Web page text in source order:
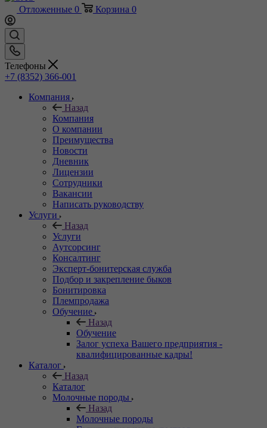
Отложенные 0 Корзина 0
Телефоны
+7 (8352) 366-001
Компания
Назад
Компания
О компании
Преимущества
Новости
Дневник
Лицензии
Сотрудники
Вакансии
Написать руководству
Услуги
Назад
Услуги
Аутсорсинг
Консалтинг
Эксперт-бонитерская служба
Подбор и закрепление быков
Бонитировка
Племпродажа
Обучение
Назад
Обучение
Залог успеха Вашего предприятия -
квалифицированные кадры!
Каталог
Назад
Каталог
Молочные породы
Назад
Молочные породы